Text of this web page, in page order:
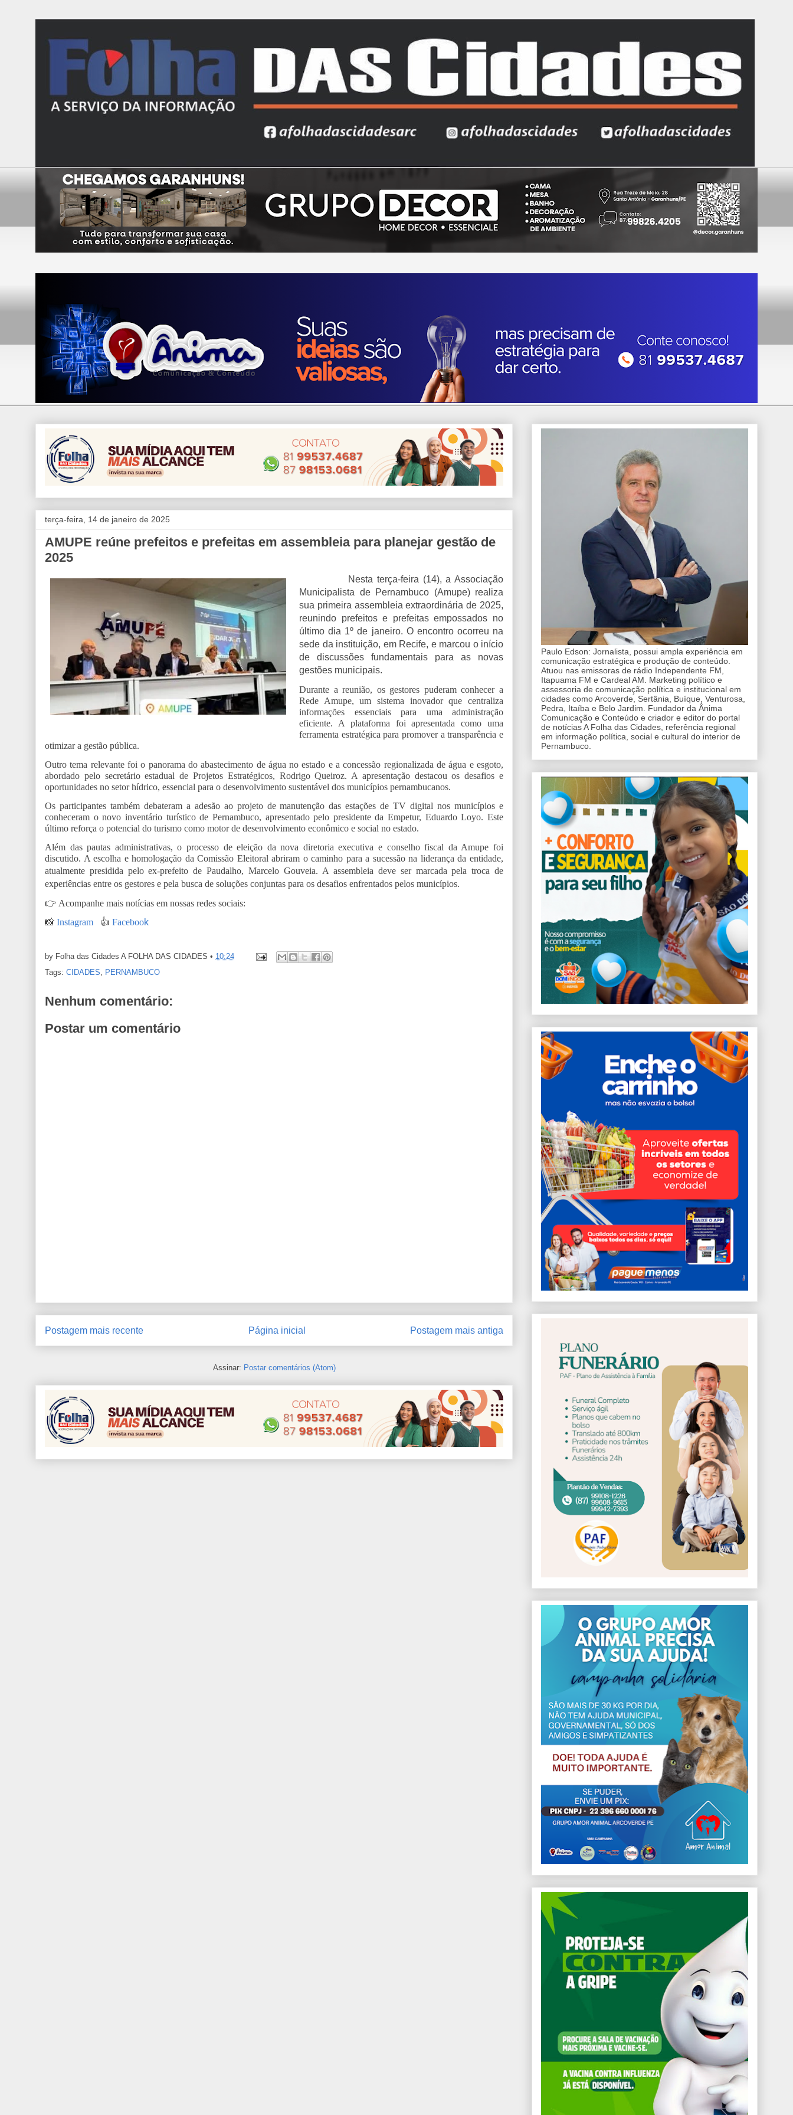
terça-feira, 14 de janeiro de 2025
AMUPE reúne prefeitos e prefeitas em assembleia para planejar gestão de
2025
Nesta terça-feira (14), a Associação
Municipalista de Pernambuco (Amupe) realiza
sua primeira assembleia extraordinária de 2025,
reunindo prefeitos e prefeitas empossados no
último dia 1º de janeiro. O encontro ocorreu na
sede da instituição, em Recife, e marcou o início
de discussões fundamentais para as novas
gestões municipais.
Durante a reunião, os gestores puderam conhecer a
Rede Amupe, um sistema inovador que centraliza
informações essenciais para uma administração
eficiente. A plataforma foi apresentada como uma
ferramenta estratégica para promover a transparência e
otimizar a gestão pública.
Outro tema relevante foi o panorama do abastecimento de água no estado e a concessão regionalizada de água e esgoto,
abordado pelo secretário estadual de Projetos Estratégicos, Rodrigo Queiroz. A apresentação destacou os desafios e
oportunidades no setor hídrico, essencial para o desenvolvimento sustentável dos municípios pernambucanos.
Os participantes também debateram a adesão ao projeto de manutenção das estações de TV digital nos municípios e
conheceram o novo inventário turístico de Pernambuco, apresentado pelo presidente da Empetur, Eduardo Loyo. Este
último reforça o potencial do turismo como motor de desenvolvimento econômico e social no estado.
Além das pautas administrativas, o processo de eleição da nova diretoria executiva e conselho fiscal da Amupe foi
discutido. A escolha e homologação da Comissão Eleitoral abriram o caminho para a sucessão na liderança da entidade,
atualmente presidida pelo ex-prefeito de Paudalho, Marcelo Gouveia. A assembleia deve ser marcada pela troca de
experiências entre os gestores e pela busca de soluções conjuntas para os desafios enfrentados pelos municípios.
👉 Acompanhe mais notícias em nossas redes sociais:
📸 Instagram 👍 Facebook
by Folha das Cidades A FOLHA DAS CIDADES • 10:24
Tags: CIDADES, PERNAMBUCO
Nenhum comentário:
Postar um comentário
Postagem mais recente Postagem mais antiga
Página inicial
Assinar: Postar comentários (Atom)
Paulo Edson: Jornalista, possui ampla experiência em
comunicação estratégica e produção de conteúdo.
Atuou nas emissoras de rádio Independente FM,
Itapuama FM e Cardeal AM. Marketing político e
assessoria de comunicação política e institucional em
cidades como Arcoverde, Sertânia, Buíque, Venturosa,
Pedra, Itaíba e Belo Jardim. Fundador da Ânima
Comunicação e Conteúdo e criador e editor do portal
de notícias A Folha das Cidades, referência regional
em informação política, social e cultural do interior de
Pernambuco.